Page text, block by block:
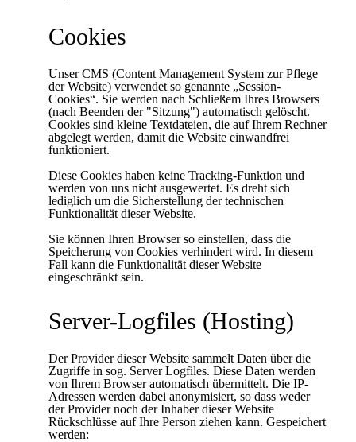
Cookies
Unser CMS (Content Management System zur Pflege
der Website) verwendet so genannte „Session-
Cookies“. Sie werden nach Schließem Ihres Browsers
(nach Beenden der "Sitzung") automatisch gelöscht.
Cookies sind kleine Textdateien, die auf Ihrem Rechner
abgelegt werden, damit die Website einwandfrei
funktioniert.
Diese Cookies haben keine Tracking-Funktion und
werden von uns nicht ausgewertet. Es dreht sich
lediglich um die Sicherstellung der technischen
Funktionalität dieser Website.
Sie können Ihren Browser so einstellen, dass die
Speicherung von Cookies verhindert wird. In diesem
Fall kann die Funktionalität dieser Website
eingeschränkt sein.
Server-Logfiles (Hosting)
Der Provider dieser Website sammelt Daten über die
Zugriffe in sog. Server Logfiles. Diese Daten werden
von Ihrem Browser automatisch übermittelt. Die IP-
Adressen werden dabei anonymisiert, so dass weder
der Provider noch der Inhaber dieser Website
Rückschlüsse auf Ihre Person ziehen kann. Gespeichert
werden: